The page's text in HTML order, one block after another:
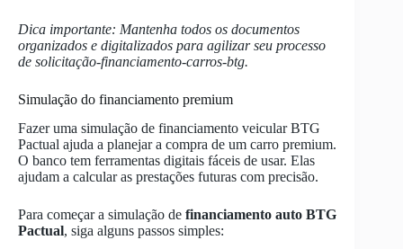
Dica importante: Mantenha todos os documentos
organizados e digitalizados para agilizar seu processo
de solicitação-financiamento-carros-btg.
Simulação do financiamento premium
Fazer uma simulação de financiamento veicular BTG
Pactual ajuda a planejar a compra de um carro premium.
O banco tem ferramentas digitais fáceis de usar. Elas
ajudam a calcular as prestações futuras com precisão.
Para começar a simulação de financiamento auto BTG
Pactual, siga alguns passos simples: